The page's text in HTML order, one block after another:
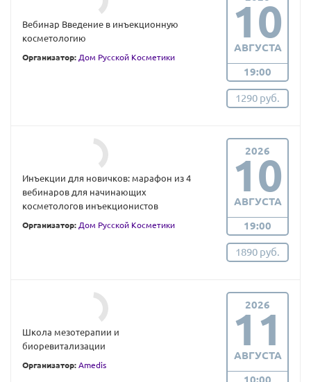
Вебинар Введение в инъекционную
косметологию
Организатор: Дом Русской Косметики
10
АВГУСТА
19:00
1290 руб.
Инъекции для новичков: марафон из 4
вебинаров для начинающих
косметологов инъекционистов
Организатор: Дом Русской Косметики
2026
10
АВГУСТА
19:00
1890 руб.
Школа мезотерапии и
биоревитализации
Организатор: Amedis
2026
11
АВГУСТА
10:00